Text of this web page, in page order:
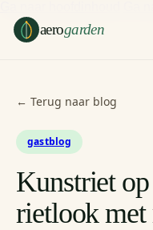
aerogarden
← Terug naar blog
gastblog
Kunstriet
rietlook met